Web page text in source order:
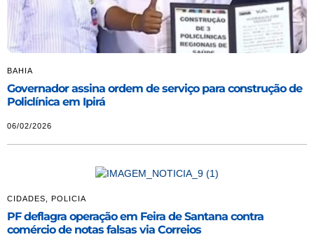
BAHIA
Governador assina ordem de serviço para construção de
Policlínica em Ipirá
06/02/2026
CIDADES POLICIA
PF deflagra operação em Feira de Santana contra
comércio de notas falsas via Correios